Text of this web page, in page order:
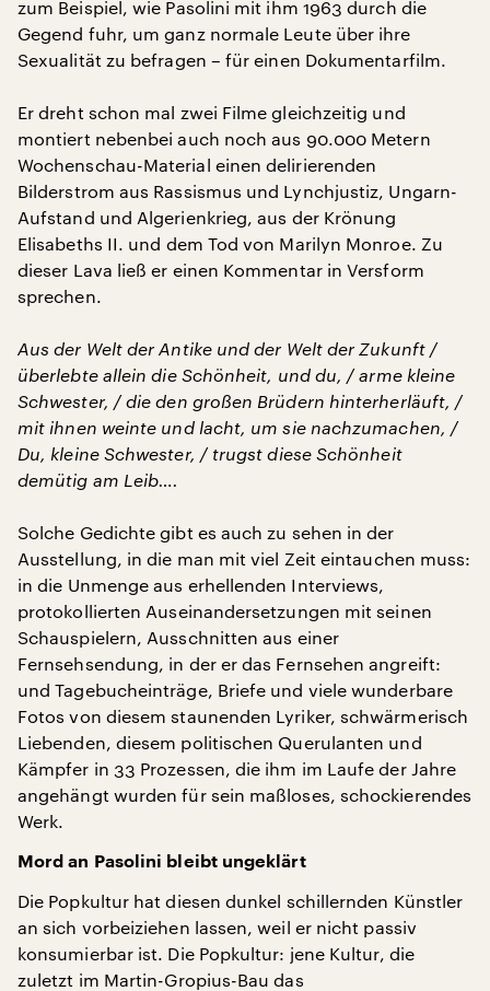
zum Beispiel, wie Pasolini mit ihm 1963 durch die
Gegend fuhr, um ganz normale Leute über ihre
Sexualität zu befragen – für einen Dokumentarfilm.
Er dreht schon mal zwei Filme gleichzeitig und
montiert nebenbei auch noch aus 90.000 Metern
Wochenschau-Material einen delirierenden
Bilderstrom aus Rassismus und Lynchjustiz, Ungarn-
Aufstand und Algerienkrieg, aus der Krönung
Elisabeths II. und dem Tod von Marilyn Monroe. Zu
dieser Lava ließ er einen Kommentar in Versform
sprechen.
Aus der Welt der Antike und der Welt der Zukunft /
überlebte allein die Schönheit, und du, / arme kleine
Schwester, / die den großen Brüdern hinterherläuft, /
mit ihnen weinte und lacht, um sie nachzumachen, /
Du, kleine Schwester, / trugst diese Schönheit
demütig am Leib….
Solche Gedichte gibt es auch zu sehen in der
Ausstellung, in die man mit viel Zeit eintauchen muss:
in die Unmenge aus erhellenden Interviews,
protokollierten Auseinandersetzungen mit seinen
Schauspielern, Ausschnitten aus einer
Fernsehsendung, in der er das Fernsehen angreift:
und Tagebucheinträge, Briefe und viele wunderbare
Fotos von diesem staunenden Lyriker, schwärmerisch
Liebenden, diesem politischen Querulanten und
Kämpfer in 33 Prozessen, die ihm im Laufe der Jahre
angehängt wurden für sein maßloses, schockierendes
Werk.
Mord an Pasolini bleibt ungeklärt
Die Popkultur hat diesen dunkel schillernden Künstler
an sich vorbeiziehen lassen, weil er nicht passiv
konsumierbar ist. Die Popkultur: jene Kultur, die
zuletzt im Martin-Gropius-Bau das